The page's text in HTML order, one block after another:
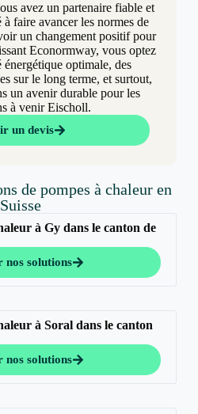
avez un partenaire fiable et
faire avancer les normes de
un changement positif pour
Econormway, vous optez
optimale, des
sur le long terme, et surtout,
un avenir durable pour les
à venir Eischoll.
un devis
de pompes à chaleur en
Suisse
à Gy dans le canton de
nos solutions
à Soral dans le canton
nos solutions